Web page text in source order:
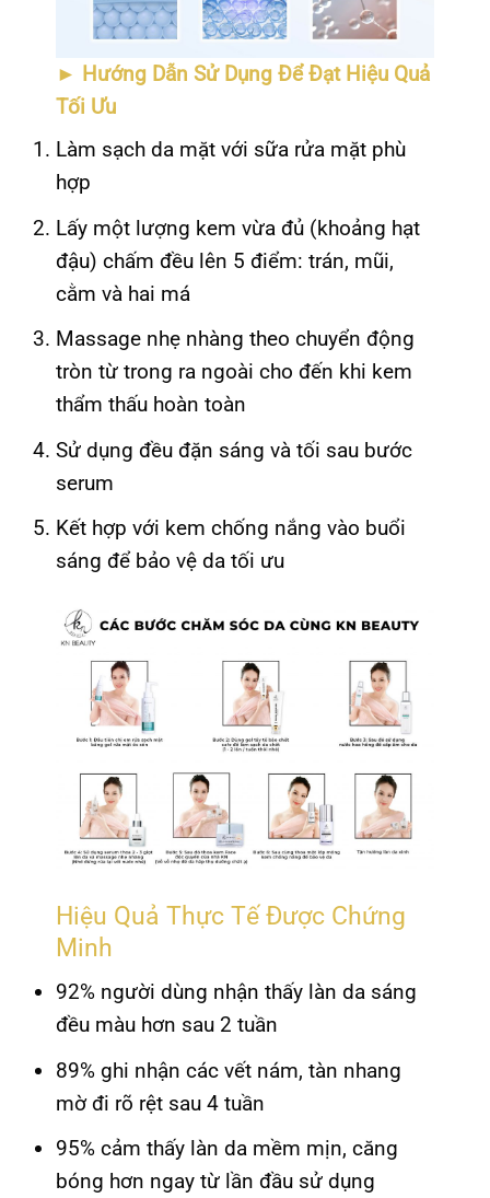
► Hướng Dẫn Sử Dụng Để Đạt Hiệu Quả
Tối Ưu
Làm sạch da mặt với sữa rửa mặt phù
hợp
Lấy một lượng kem vừa đủ (khoảng hạt
đậu) chấm đều lên 5 điểm: trán, mũi,
cằm và hai má
Massage nhẹ nhàng theo chuyển động
tròn từ trong ra ngoài cho đến khi kem
thẩm thấu hoàn toàn
Sử dụng đều đặn sáng và tối sau bước
serum
Kết hợp với kem chống nắng vào buổi
sáng để bảo vệ da tối ưu
Hiệu Quả Thực Tế Được Chứng
Minh
92% người dùng nhận thấy làn da sáng
đều màu hơn sau 2 tuần
89% ghi nhận các vết nám, tàn nhang
mờ đi rõ rệt sau 4 tuần
95% cảm thấy làn da mềm mịn, căng
bóng hơn ngay từ lần đầu sử dụng